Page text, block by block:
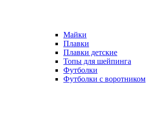
Майки
Плавки
Плавки детские
Топы для шейпинга
Футболки
Футболки с воротником